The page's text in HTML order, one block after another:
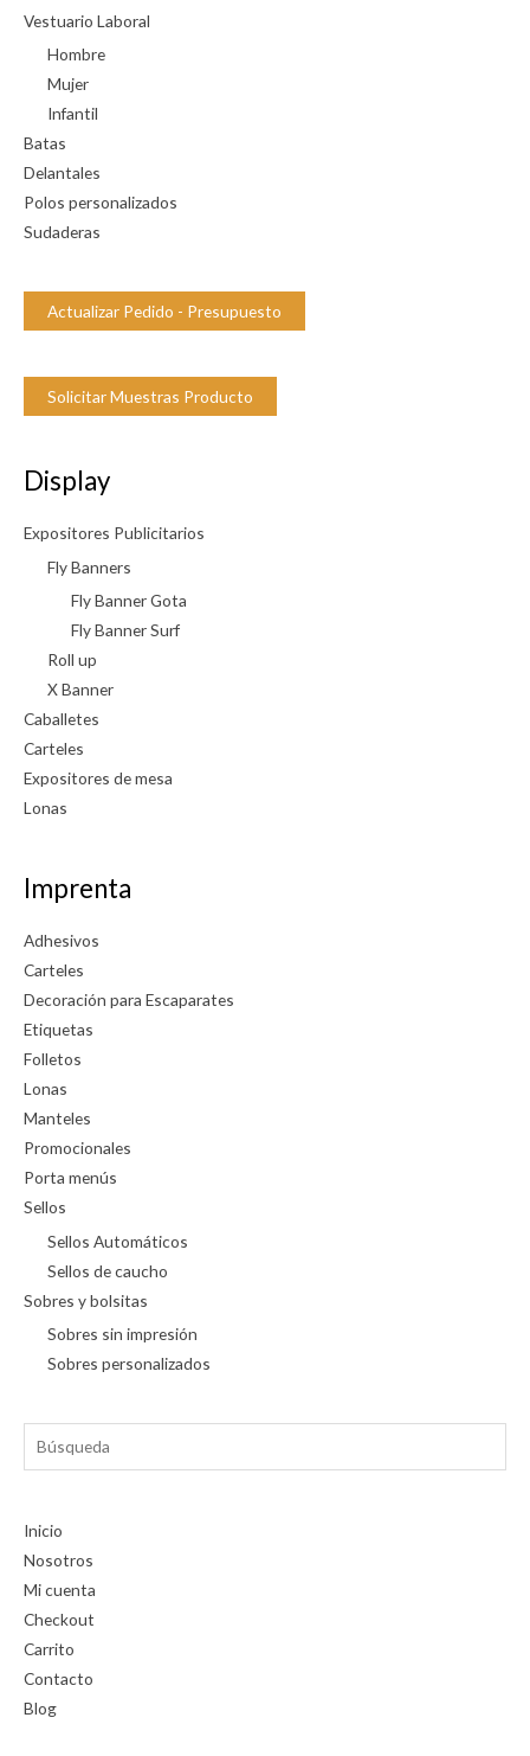
i
a
d
Vestuario Laboral
Hombre
Mujer
Infantil
Batas
Delantales
Polos personalizados
Sudaderas
Actualizar Pedido - Presupuesto
Solicitar Muestras Producto
Display
Expositores Publicitarios
Fly Banners
Fly Banner Gota
Fly Banner Surf
Roll up
X Banner
Caballetes
Carteles
Expositores de mesa
Lonas
Imprenta
Adhesivos
Carteles
Decoración para Escaparates
Etiquetas
Folletos
Lonas
Manteles
Promocionales
Porta menús
Sellos
Sellos Automáticos
Sellos de caucho
Sobres y bolsitas
Sobres sin impresión
Sobres personalizados
Búsqueda
Inicio
Nosotros
Mi cuenta
Checkout
Carrito
Contacto
Blog